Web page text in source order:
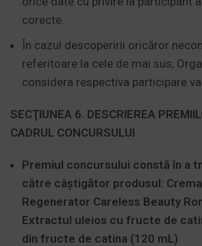
corecte.
În cazul descoperirii oricăror
referitoare la cele de mai sus,
considera respectiva participare
SECŢIUNEA 6. DESCRIEREA
CADRUL CONCURSULUI
Premiul concursului constă în a
către câștigător produsul:
Regenerator Careless Beauty
Extractul uleios cu fructe de
din fructe de catina (120 mL)